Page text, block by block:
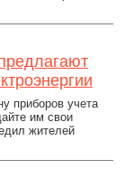
приборов учета
им свои
жителей